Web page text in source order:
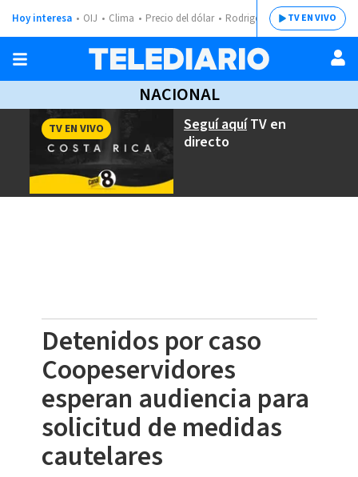
Hoy interesa OIJ Clima Precio del dólar Rodrigo ChavesTV EN VIVO
NACIONAL
Seguí aquíTV en
directo
TV EN VIVO
Detenidos por caso
Coopeservidores
esperan audiencia para
solicitud de medidas
cautelares